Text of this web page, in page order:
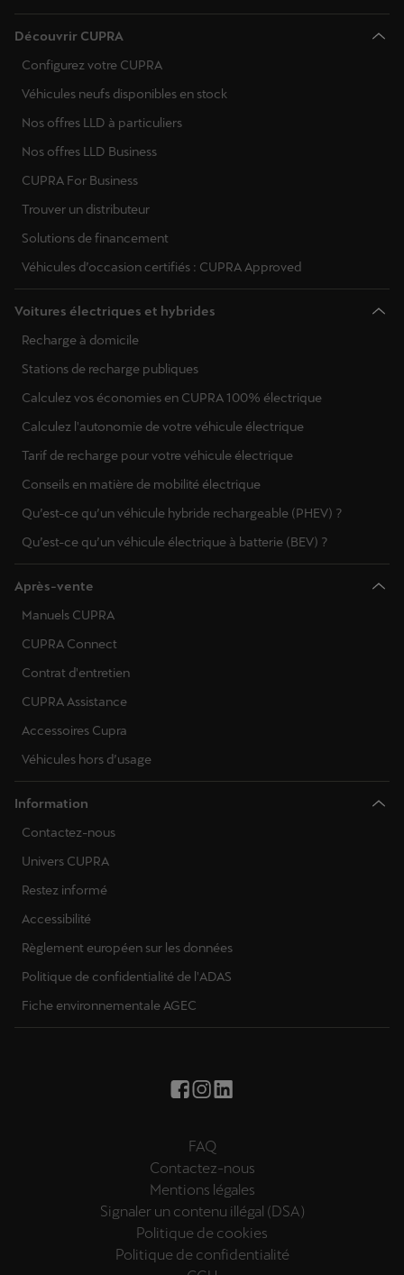
Découvrir CUPRA
Configurez votre CUPRA
Véhicules neufs disponibles en stock
Nos offres LLD à particuliers
Nos offres LLD Business
CUPRA For Business
Trouver un distributeur
Solutions de financement
Véhicules d’occasion certifiés : CUPRA Approved
Voitures électriques et hybrides
Recharge à domicile
Stations de recharge publiques
Calculez vos économies en CUPRA 100% électrique
Calculez l'autonomie de votre véhicule électrique
Tarif de recharge pour votre véhicule électrique
Conseils en matière de mobilité électrique
Qu’est-ce qu’un véhicule hybride rechargeable (PHEV) ?
Qu’est-ce qu’un véhicule électrique à batterie (BEV) ?
Après-vente
Manuels CUPRA
CUPRA Connect
Contrat d'entretien
CUPRA Assistance
Accessoires Cupra
Véhicules hors d’usage
Information
Contactez-nous
Univers CUPRA
Restez informé
Accessibilité
Règlement européen sur les données
Politique de confidentialité de l'ADAS
Fiche environnementale AGEC
FAQ
Contactez-nous
Mentions légales
Signaler un contenu illégal (DSA)
Politique de cookies
Politique de confidentialité